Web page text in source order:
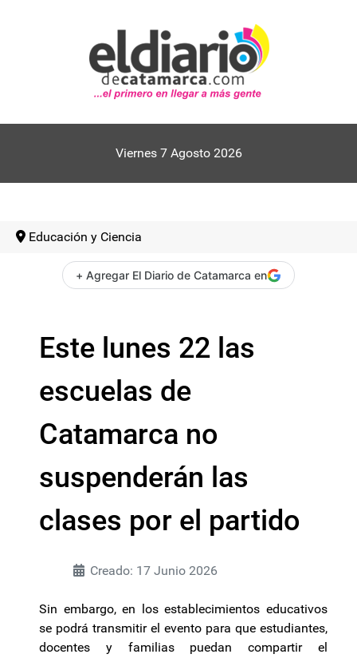
Viernes 7 Agosto 2026
Educación y Ciencia
+ Agregar El Diario de Catamarca en
Este lunes 22 las
escuelas de
Catamarca no
suspenderán las
clases por el partido
Creado: 17 Junio 2026
Sin embargo, en los establecimientos educativos
se podrá transmitir el evento para que estudiantes,
docentes y familias puedan compartir el